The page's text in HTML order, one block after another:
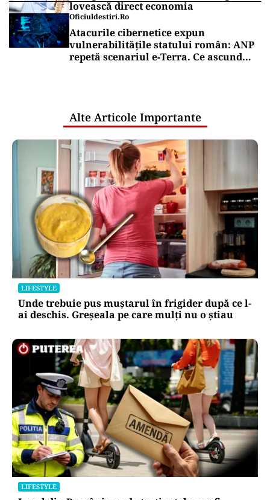
SĂNĂTATE
Cât costă să-ți salvezi câinele sau
pisica în România
un stoc de peste 1.000 de tone
Puterea Financiara
Impactul economic al verii infernale
europene: căldura extremă începe să
lovească direct economia
Oficiuldestiri.ro
Atacurile cibernetice expun
vulnerabilitățile statului român: ANP
repetă scenariul e‑Terra. Ce ascund
comunicările oficiale și cine răspunde
pentru mentenanța IT a instituțiilor
publice
Alte Articole Importante
LIFESTYLE
Unde trebuie pus muștarul în frigider după ce l-
ai deschis. Greșeala pe care mulți nu o știau